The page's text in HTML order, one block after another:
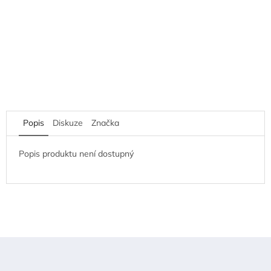
Popis Diskuze Značka
Popis produktu není dostupný